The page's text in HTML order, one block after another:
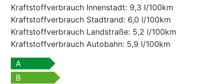
Kraftstoffverbrauch Innenstadt: 9,3 l/100km
Kraftstoffverbrauch Stadtrand: 6,0 l/100km
Kraftstoffverbrauch Landstraße: 5,2 l/100km
Kraftstoffverbrauch Autobahn: 5,9 l/100km
A
B